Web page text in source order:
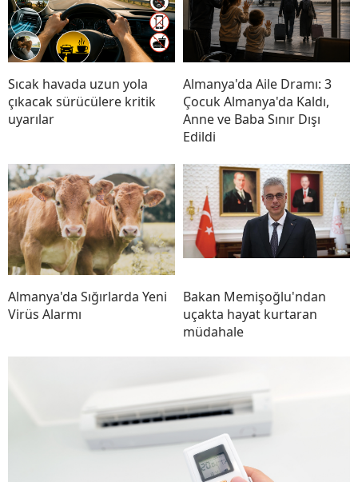
Sıcak havada uzun yola
çıkacak sürücülere kritik
uyarılar
Almanya'da Aile Dramı: 3
Çocuk Almanya'da Kaldı,
Anne ve Baba Sınır Dışı
Edildi
Almanya'da Sığırlarda Yeni
Virüs Alarmı
Bakan Memişoğlu'ndan
uçakta hayat kurtaran
müdahale